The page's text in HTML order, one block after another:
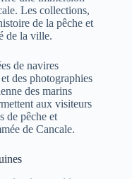
Les collections,
de la pêche et
de la ville.
de navires
des photographies
des marins
aux visiteurs
de pêche et
de Cancale.